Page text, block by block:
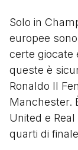
Solo in
europee
certe giocate
queste è
Ronaldo Il
Manchester.
United e
quarti di